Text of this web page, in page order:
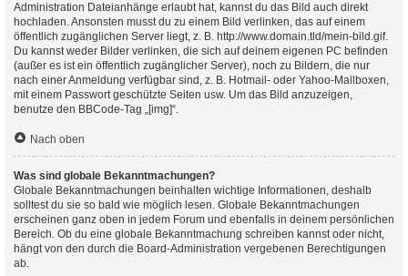
Administration Dateianhänge erlaubt hat, kannst du das Bild auch direkt
hochladen. Ansonsten musst du zu einem Bild verlinken, das auf einem
öffentlich zugänglichen Server liegt, z. B. http://www.domain.tld/mein-bild.gif.
Du kannst weder Bilder verlinken, die sich auf deinem eigenen PC befinden
(außer es ist ein öffentlich zugänglicher Server), noch zu Bildern, die nur
nach einer Anmeldung verfügbar sind, z. B. Hotmail- oder Yahoo-Mailboxen,
mit einem Passwort geschützte Seiten usw. Um das Bild anzuzeigen,
benutze den BBCode-Tag „[img]“.
Nach oben
Was sind globale Bekanntmachungen?
Globale Bekanntmachungen beinhalten wichtige Informationen, deshalb
solltest du sie so bald wie möglich lesen. Globale Bekanntmachungen
erscheinen ganz oben in jedem Forum und ebenfalls in deinem persönlichen
Bereich. Ob du eine globale Bekanntmachung schreiben kannst oder nicht,
hängt von den durch die Board-Administration vergebenen Berechtigungen
ab.